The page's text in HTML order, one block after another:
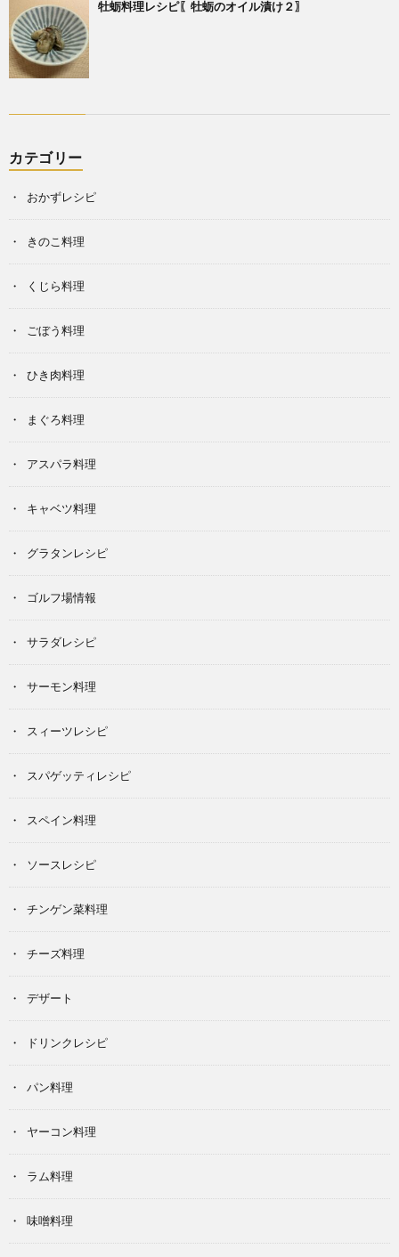
牡蛎料理レシピ〖牡蛎のオイル漬け２〗
カテゴリー
おかずレシピ
きのこ料理
くじら料理
ごぼう料理
ひき肉料理
まぐろ料理
アスパラ料理
キャベツ料理
グラタンレシピ
ゴルフ場情報
サラダレシピ
サーモン料理
スィーツレシピ
スパゲッティレシピ
スペイン料理
ソースレシピ
チンゲン菜料理
チーズ料理
デザート
ドリンクレシピ
パン料理
ヤーコン料理
ラム料理
味噌料理